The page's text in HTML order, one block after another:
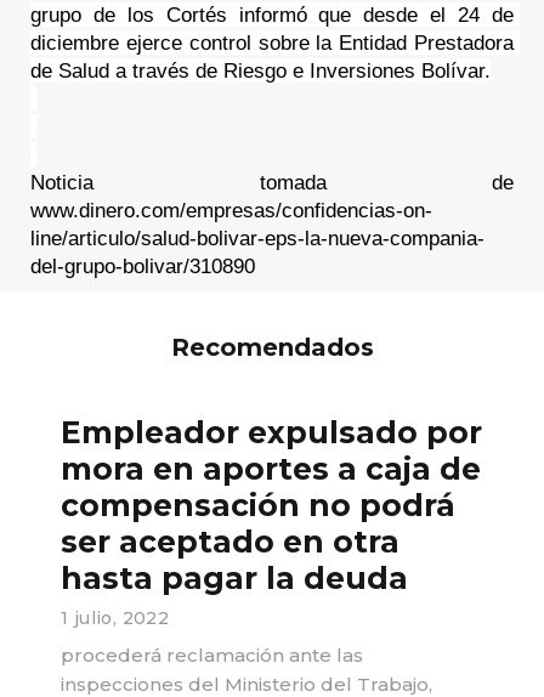
grupo de los Cortés informó que desde el 24 de
diciembre ejerce control sobre la Entidad Prestadora
de Salud a través de Riesgo e Inversiones Bolívar.
Noticia tomada de
www.dinero.com/empresas/confidencias-on-
line/articulo/salud-bolivar-eps-la-nueva-compania-
del-grupo-bolivar/310890
Recomendados
Empleador expulsado por
mora en aportes a caja de
compensación no podrá
ser aceptado en otra
hasta pagar la deuda
1 julio, 2022
procederá reclamación ante las
inspecciones del Ministerio del Trabajo,